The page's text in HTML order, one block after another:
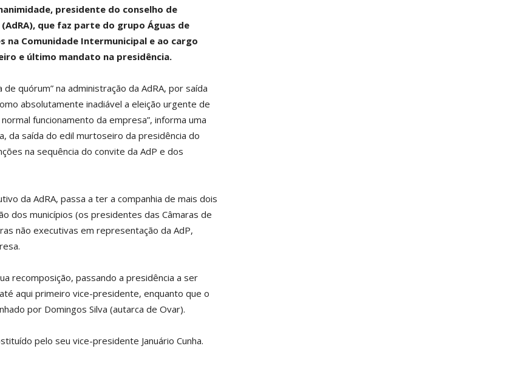
presidente do conselho de
que faz parte do grupo Águas de
na Comunidade Intermunicipal e ao cargo
e último mandato na presidência.
quórum” na administração da AdRA, por saída
absolutamente inadiável a eleição urgente de
funcionamento da empresa”, informa uma
da saída do edil murtoseiro da presidência do
na sequência do convite da AdP e dos
da AdRA, passa a ter a companhia de mais dois
dos municípios (os presidentes das Câmaras de
não executivas em representação da AdP,
recomposição, passando a presidência a ser
aqui primeiro vice-presidente, enquanto que o
por Domingos Silva (autarca de Ovar).
pelo seu vice-presidente Januário Cunha.